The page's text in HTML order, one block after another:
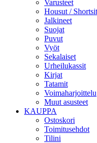
Varusteet
Housut / Shortsit
Jalkineet
Suojat
Puvut
Vyöt
Sekalaiset
Urheilukassit
Kirjat
Tatamit
Voimaharjoittelu
Muut asusteet
KAUPPA
Ostoskori
Toimitusehdot
Tilini